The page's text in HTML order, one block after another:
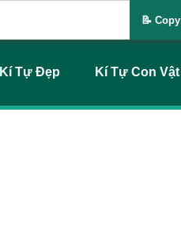
Kí Tự Đẹp Kí Tự Con Vật
📝 Copy